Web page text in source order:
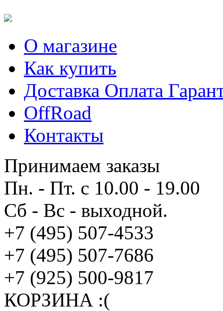
О магазине
Как купить
Доставка Оплата
OffRoad
Контакты
Принимаем заказы
Пн. - Пт. с 10.00 - 19.00
Сб - Вс - выходной.
+7 (495) 507-4533
+7 (495) 507-7686
+7 (925) 500-9817
КОРЗИНА :(